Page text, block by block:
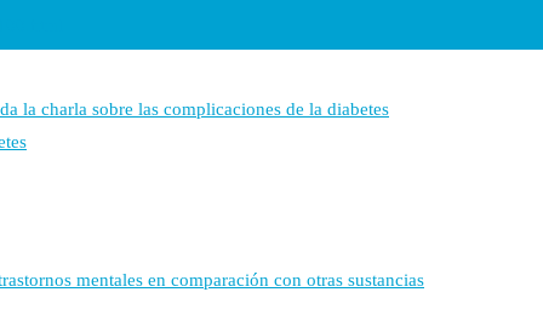
la charla sobre las complicaciones de la diabetes